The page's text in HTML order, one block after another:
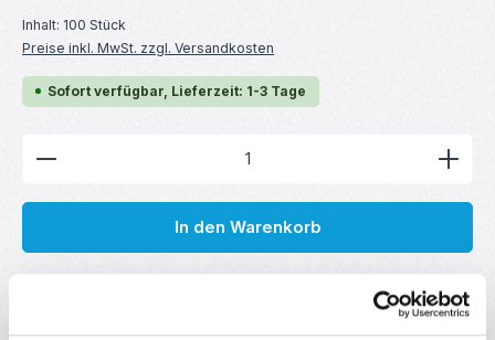
Inhalt: 100 Stück
Preise inkl. MwSt. zzgl. Versandkosten
Sofort verfügbar, Lieferzeit: 1-3 Tage
Produkt Anzahl: Gib den gewünschten Wert ein
In den Warenkorb